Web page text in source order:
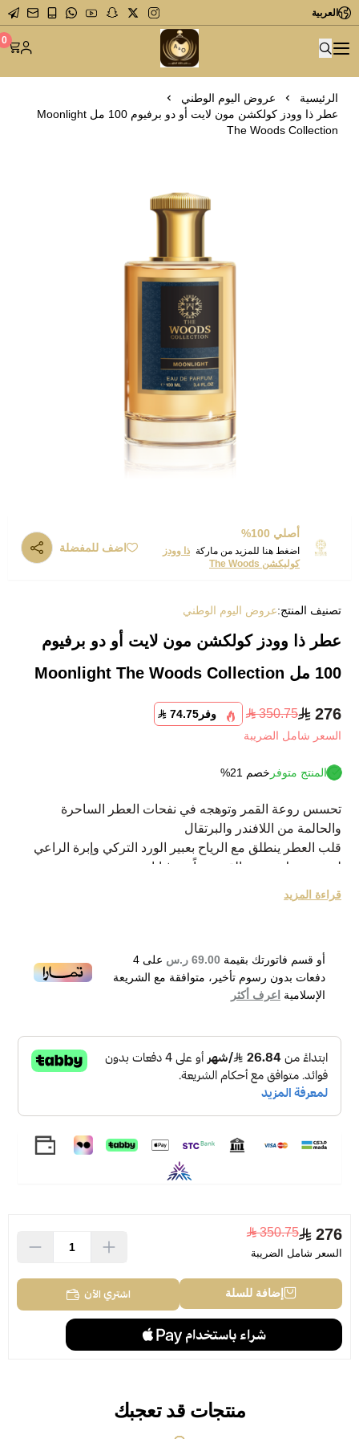
العربية
متجر عاشق العطور 0
الرئيسية
عروض اليوم الوطني
عطر ذا وودز كولكشن مون لايت أو دو برفيوم 100 مل Moonlight
The Woods Collection
أصلي 100%
اضغط هنا للمزيد من ماركة ذا وودز
كوليكشن The Woods
اضف للمفضلة
تصنيف المنتج:عروض اليوم الوطني
عطر ذا وودز كولكشن مون لايت أو دو برفيوم
100 مل Moonlight The Woods Collection
276
350.75 وفر 74.75
السعر شامل الضريبة
المنتج متوفر خصم 21%
تحسس روعة القمر وتوهجه في نفحات العطر الساحرة
والحالمة من اللافندر والبرتقال
قلب العطر ينطلق مع الرياح بعبير الورد التركي وإبرة الراعي
ليضم روحك وضوء القمر معاً بين ثناياه
تتسارع الرياح من حولك فتنشر عبير الصندل والفانيليا مع
الجلود لتبرز اللمسات الكلاسيكية الفاخرة في إطلالتك
نبذة عن الماركة:
ذا وودز كولكشن علامة تجارية فرنسية نشأت حديثاً في عام
2015 وتظهر في كل منتجاتها الأسرار المخبأة في عمق الغابة
الطراز الفاخر والأنيق وتباع بأعداد هائلة في الأسواق الدولية
والعالمية
قراءة المزيد
أو قسم فاتورتك بقيمة 69.00 ر.س على 4
دفعات بدون رسوم تأخير، متوافقة مع الشريعة
الإسلامية اعرف أكثر
276
350.75
السعر شامل الضريبة
إضافة للسلة اشتري الآن
منتجات قد تعجبك